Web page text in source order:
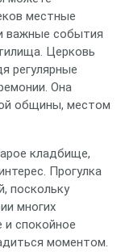
местные
важные события
Церковь
регулярные
Она
общины, местом
кладбище,
Прогулка
поскольку
многих
и спокойное
моментом.